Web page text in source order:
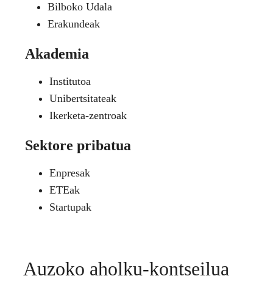
Bilboko Udala
Erakundeak
Akademia
Institutoa
Unibertsitateak
Ikerketa-zentroak
Sektore pribatua
Enpresak
ETEak
Startupak
Auzoko aholku-kontseilua